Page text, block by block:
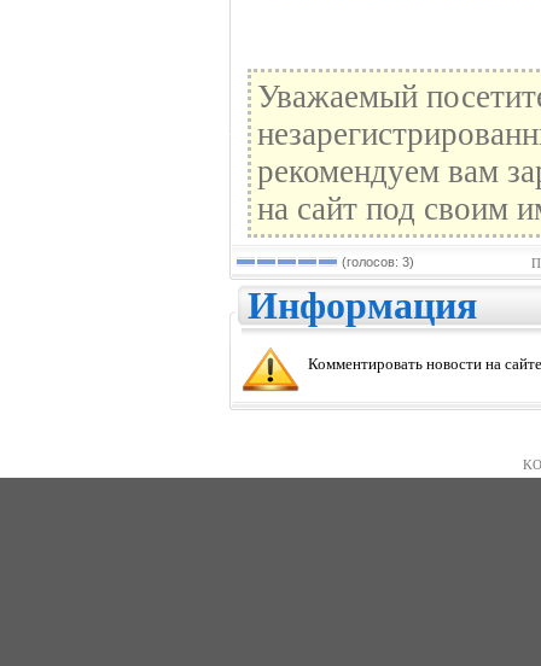
Уважаемый
рекомендуем вам
на сайт под своим
(голосов: 3)
Информация
Комментировать новости на